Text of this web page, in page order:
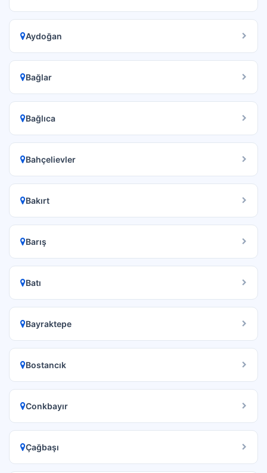
Aydoğan
Bağlar
Bağlıca
Bahçelievler
Bakırt
Barış
Batı
Bayraktepe
Bostancık
Conkbayır
Çağbaşı